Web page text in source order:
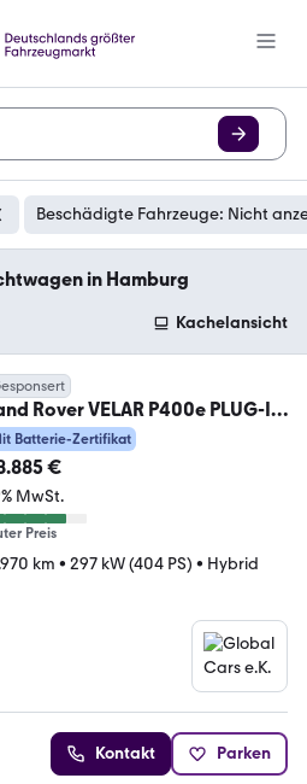
Beschädigte Fahrzeuge: Nicht
in Hamburg
Kachelansicht
Rover VELAR P400e PLUG-IN
PACK*
Batterie-Zertifikat
€
MwSt.
Preis
km • 297 kW (404 PS) • Hybrid
Kontakt Parken